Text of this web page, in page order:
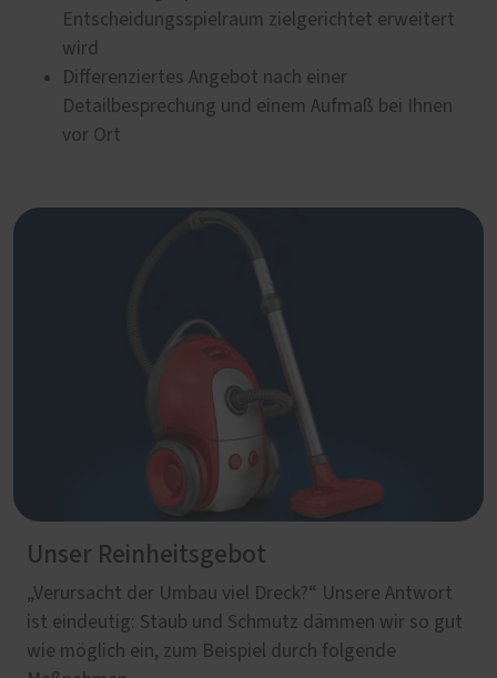
Entscheidungsspielraum zielgerichtet erweitert
wird
Differenziertes Angebot nach einer
Detailbesprechung und einem Aufmaß bei Ihnen
vor Ort
Unser Reinheitsgebot
„Verursacht der Umbau viel Dreck?“ Unsere Antwort
ist eindeutig: Staub und Schmutz dämmen wir so gut
wie möglich ein, zum Beispiel durch folgende